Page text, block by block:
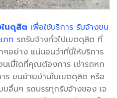
นดุสิต เพื่อใช้บริการ รับจ้างขน
ภท รถรับจ้างทั่วไปเขตดุสิต ที่
ๆอย่าง แน่นอนว่าที่นี่ให้บริการ
เมื่ใดที่คุณต้องการ เช่ารถหก
ร ขนย้ายบ้านในเขตดุสิต หรือ
อื่นๆ รถบรรทุกรับจ้างของ เจ